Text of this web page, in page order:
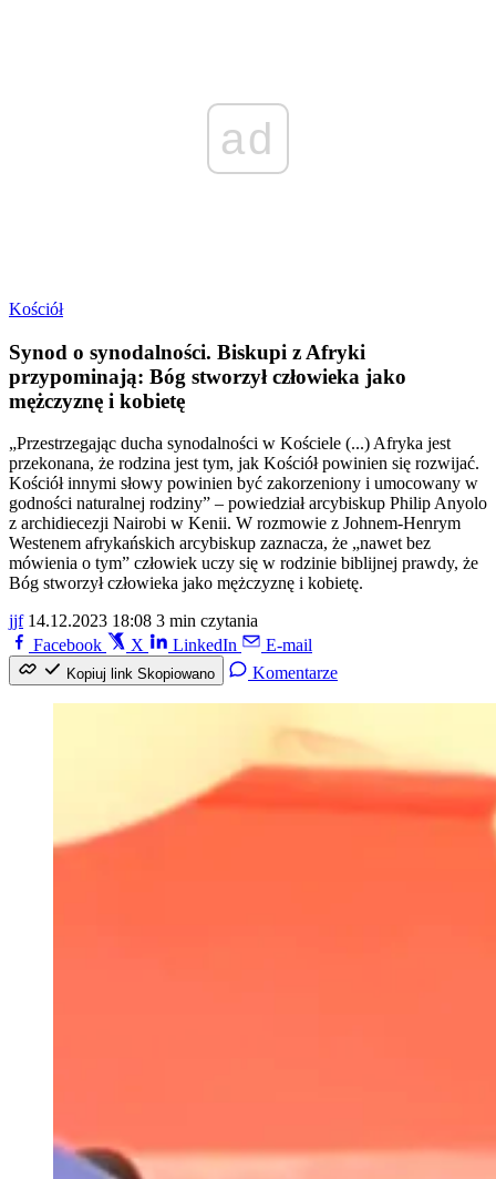
ad
Kościół
Synod o synodalności. Biskupi z Afryki
przypominają: Bóg stworzył człowieka jako
mężczyznę i kobietę
„Przestrzegając ducha synodalności w Kościele (...) Afryka jest
przekonana, że rodzina jest tym, jak Kościół powinien się rozwijać.
Kościół innymi słowy powinien być zakorzeniony i umocowany w
godności naturalnej rodziny” – powiedział arcybiskup Philip Anyolo
z archidiecezji Nairobi w Kenii. W rozmowie z Johnem-Henrym
Westenem afrykańskich arcybiskup zaznacza, że „nawet bez
mówienia o tym” człowiek uczy się w rodzinie biblijnej prawdy, że
Bóg stworzył człowieka jako mężczyznę i kobietę.
jjf 14.12.2023 18:08 3 min czytania
Facebook
X LinkedIn E-mail
Kopiuj link Skopiowano Komentarze